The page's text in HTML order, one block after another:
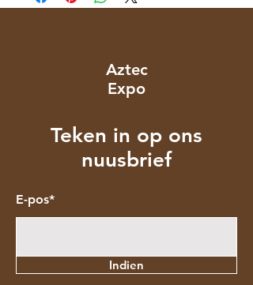
Aztec
Expo
Teken in op ons
nuusbrief
E-pos*
Indien